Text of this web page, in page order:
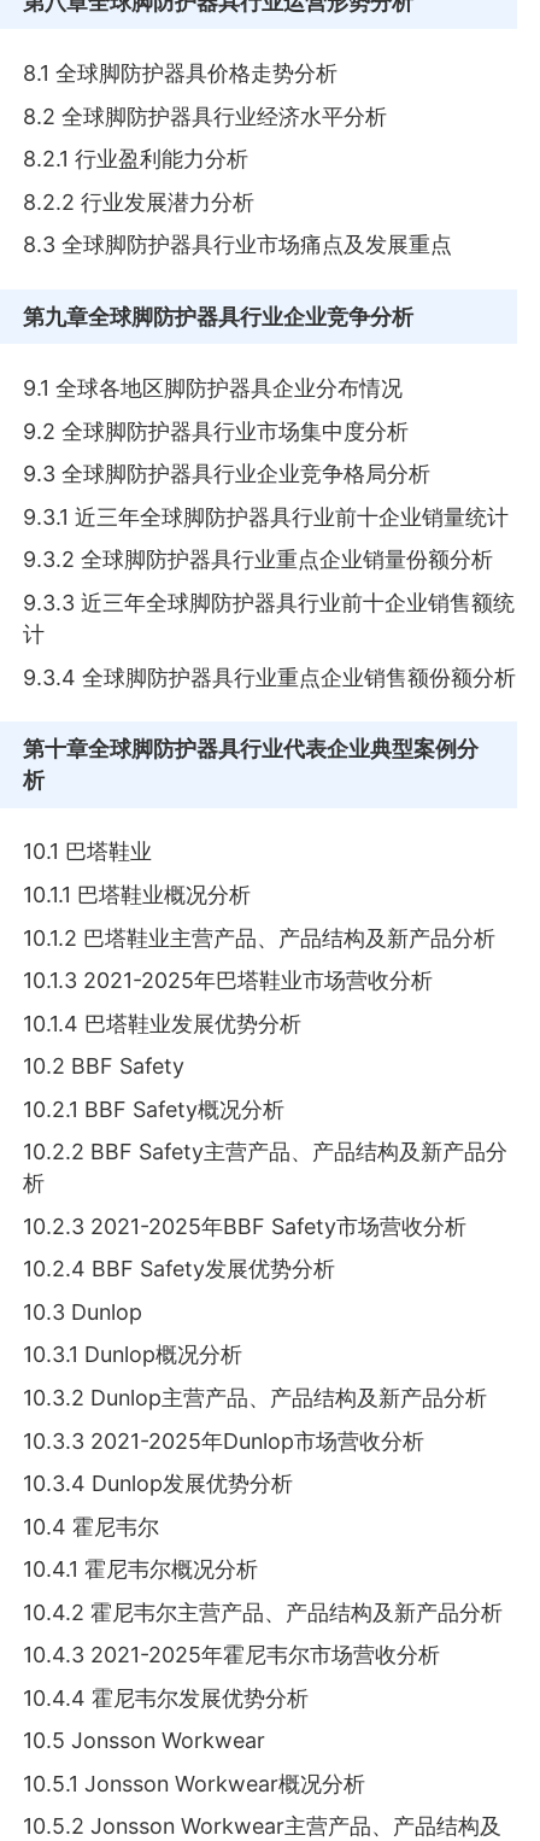
8.1 全球脚防护器具价格走势分析
8.2 全球脚防护器具行业经济水平分析
8.2.1 行业盈利能力分析
8.2.2 行业发展潜力分析
8.3 全球脚防护器具行业市场痛点及发展重点
第九章全球脚防护器具行业企业竞争分析
9.1 全球各地区脚防护器具企业分布情况
9.2 全球脚防护器具行业市场集中度分析
9.3 全球脚防护器具行业企业竞争格局分析
9.3.1 近三年全球脚防护器具行业前十企业销量统计
9.3.2 全球脚防护器具行业重点企业销量份额分析
9.3.3 近三年全球脚防护器具行业前十企业销售额统
计
9.3.4 全球脚防护器具行业重点企业销售额份额分析
第十章全球脚防护器具行业代表企业典型案例分
析
10.1 巴塔鞋业
10.1.1 巴塔鞋业概况分析
10.1.2 巴塔鞋业主营产品、产品结构及新产品分析
10.1.3 2021-2025年巴塔鞋业市场营收分析
10.1.4 巴塔鞋业发展优势分析
10.2 BBF Safety
10.2.1 BBF Safety概况分析
10.2.2 BBF Safety主营产品、产品结构及新产品分
析
10.2.3 2021-2025年BBF Safety市场营收分析
10.2.4 BBF Safety发展优势分析
10.3 Dunlop
10.3.1 Dunlop概况分析
10.3.2 Dunlop主营产品、产品结构及新产品分析
10.3.3 2021-2025年Dunlop市场营收分析
10.3.4 Dunlop发展优势分析
10.4 霍尼韦尔
10.4.1 霍尼韦尔概况分析
10.4.2 霍尼韦尔主营产品、产品结构及新产品分析
10.4.3 2021-2025年霍尼韦尔市场营收分析
10.4.4 霍尼韦尔发展优势分析
10.5 Jonsson Workwear
10.5.1 Jonsson Workwear概况分析
10.5.2 Jonsson Workwear主营产品、产品结构及